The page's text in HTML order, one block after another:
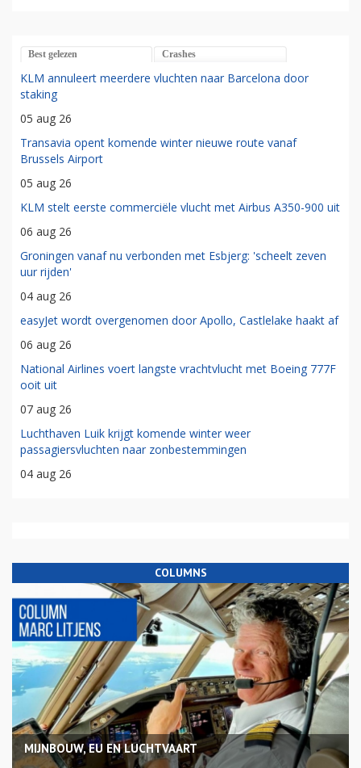
Best gelezen Crashes
KLM annuleert meerdere vluchten naar Barcelona door
staking
05 aug 26
Transavia opent komende winter nieuwe route vanaf
Brussels Airport
05 aug 26
KLM stelt eerste commerciële vlucht met Airbus A350-900 uit
06 aug 26
Groningen vanaf nu verbonden met Esbjerg: 'scheelt zeven
uur rijden'
04 aug 26
easyJet wordt overgenomen door Apollo, Castlelake haakt af
06 aug 26
National Airlines voert langste vrachtvlucht met Boeing 777F
ooit uit
07 aug 26
Luchthaven Luik krijgt komende winter weer
passagiersvluchten naar zonbestemmingen
04 aug 26
COLUMNS
MIJNBOUW, EU EN LUCHTVAART